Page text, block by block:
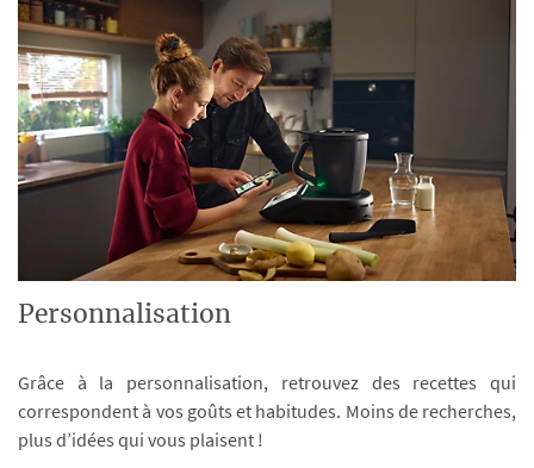
Personnalisation
Grâce à la personnalisation, retrouvez des recettes qui
correspondent à vos goûts et habitudes. Moins de recherches,
plus d’idées qui vous plaisent !